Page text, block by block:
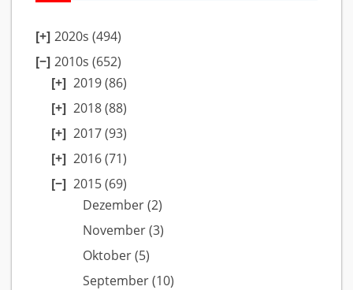
2020s (494)
2010s (652)
2019(86)
2018(88)
2017(93)
2016(71)
2015(69)
Dezember(2)
November(3)
Oktober(5)
September(10)